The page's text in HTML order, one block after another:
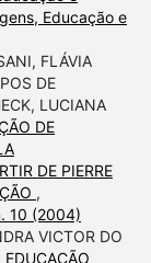
Educação e
FLÁVIA
DE
LUCIANA
DE
DE PIERRE
,
10 (2004)
VICTOR DO
EDUCAÇÃO